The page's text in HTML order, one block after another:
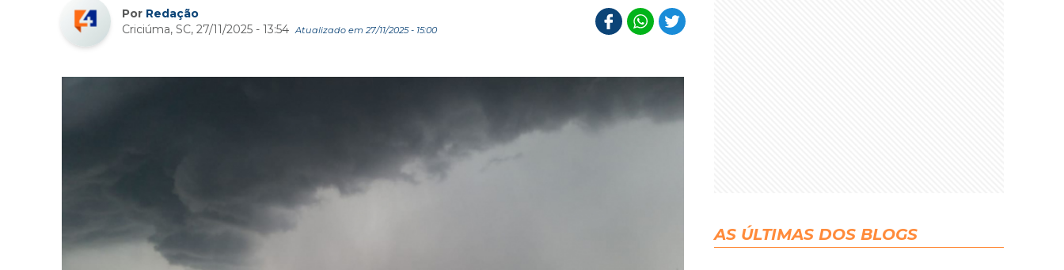
Por Redação
Criciúma, SC, 27/11/2025 - 13:54 Atualizado em 27/11/2025 - 15:00
AS ÚLTIMAS DOS BLOGS